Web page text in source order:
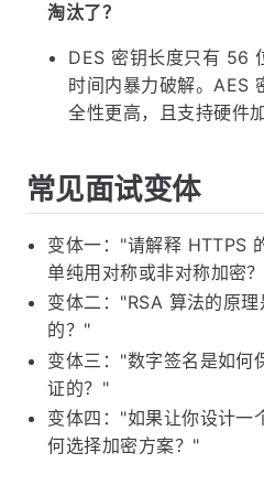
淘汰了？
DES 密钥长度只有 56
时间内暴力破解。AES
全性更高，且支持硬件
常见面试变体
变体一："请解释 HTTPS
单纯用对称或非对称加密
变体二："RSA 算法的原
的？"
变体三："数字签名是如何
证的？"
变体四："如果让你设计一
何选择加密方案？"